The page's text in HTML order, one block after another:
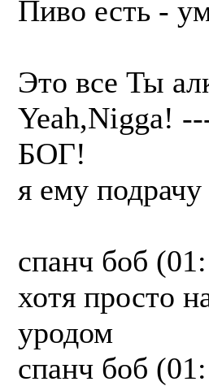
Пиво есть -
Это все Ты
Yeah,Nigga!
БОГ!
я ему
спанч боб
хотя просто
уродом
спанч боб